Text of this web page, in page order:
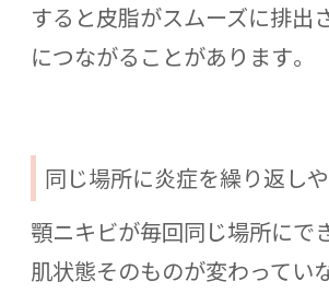
すると皮脂がスムーズに排出
につながることがあります。
同じ場所に炎症を繰り返し
顎ニキビが毎回同じ場所にで
肌状態そのものが変わってい